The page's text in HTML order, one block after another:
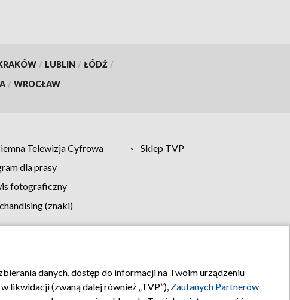
/ LUBLIN / ŁÓDŹ /
/ WROCŁAW
Telewizja Cyfrowa
Sklep TVP
dla prasy
fotograficzny
(znaki)
reklamy Kontakt
danych, dostęp do informacji na Twoim urządzeniu
likwidacji (zwaną dalej również „TVP”), Zaufanych Partnerów